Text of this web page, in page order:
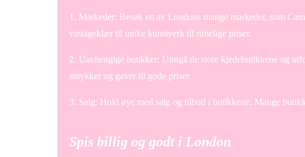
1. Markeder: Besøk en av Londons mange markeder, som
vintageklær til unike kunstverk til rimelige priser.
2. Uavhengige butikker: Unngå de store kjedebutikkene og
smykker og gaver til gode priser.
3. Salg: Hold øye med salg og tilbud i butikkene. Mange
Spis billig og godt i London